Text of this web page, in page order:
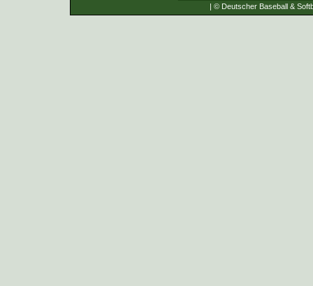
| © Deutscher Baseball &